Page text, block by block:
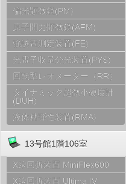
偏光顕微鏡(PM)
原子間力顕微鏡(AFM)
強誘電測定装置(FE)
光電子収量分光装置(PYS)
回転型レオメーター（RR）
ダイナミック超微小硬度計
(DUH)
液体粘弾性装置(RMA)
13号館1階106室
X線回折装置 MiniFlex600
X線回折装置 Ultima IV